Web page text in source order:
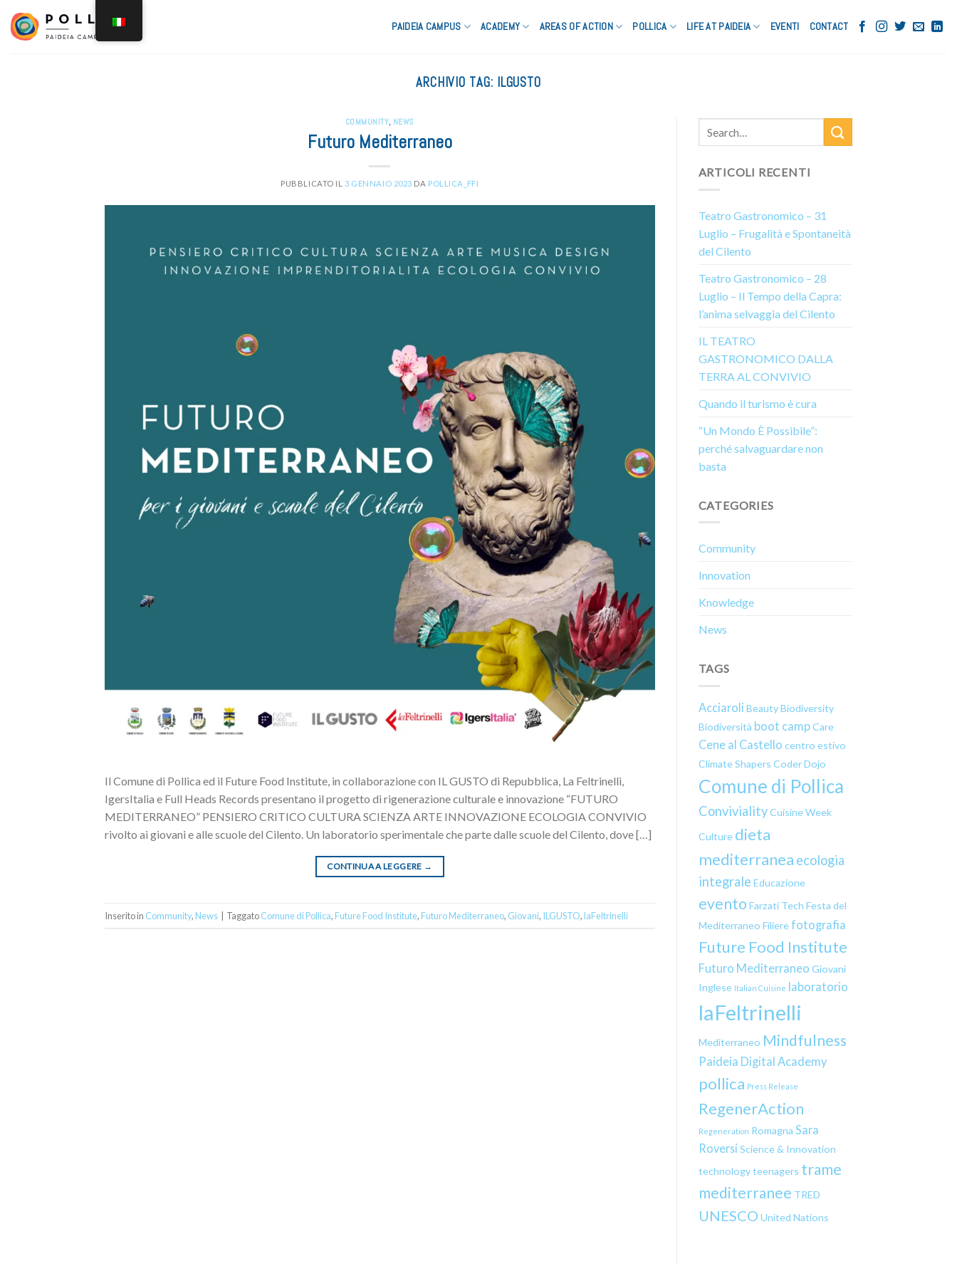
PAIDEIA CAMPUS ACADEMY AREAS OF ACTION POLLICA LIFE AT PAIDEIA EVENTI CONTACT
ARCHIVIO TAG: ILGUSTO
COMMUNITY, NEWS
Futuro Mediterraneo
PUBBLICATO IL3 GENNAIO 2023 DA POLLICA_FFI
Il Comune di Pollica ed il Future Food Institute, in collaborazione con IL GUSTO di Repubblica, La Feltrinelli,
IgersItalia e Full Heads Records presentano il progetto di rigenerazione culturale e innovazione “FUTURO
MEDITERRANEO” PENSIERO CRITICO CULTURA SCIENZA ARTE INNOVAZIONE ECOLOGIA CONVIVIO
rivolto ai giovani e alle scuole del Cilento. Un laboratorio sperimentale che parte dalle scuole del Cilento, dove […]
CONTINUA A LEGGERE →
Inserito in Community, News TaggatoComune di Pollica, Future Food Institute, Futuro Mediterraneo, Giovani, ILGUSTO, laFeltrinelli
ARTICOLI RECENTI
Teatro Gastronomico – 31
Luglio – Frugalità e Spontaneità
del Cilento
Teatro Gastronomico – 28
Luglio – Il Tempo della Capra:
l’anima selvaggia del Cilento
IL TEATRO
GASTRONOMICO DALLA
TERRA AL CONVIVIO
Quando il turismo è cura
“Un Mondo È Possibile”:
perché salvaguardare non
basta
CATEGORIES
Community
Innovation
Knowledge
News
TAGS
Acciaroli Beauty Biodiversity
Biodiversità boot camp Care
Cene al Castello centro estivo
Climate Shapers Coder Dojo
Comune di Pollica
Conviviality Cuisine Week
Culture dieta
mediterranea ecologia
integrale Educazione
evento Farzati Tech Festa del
Mediterraneo Filiere fotografia
Future Food Institute
Futuro Mediterraneo Giovani
Inglese Italian Cuisine laboratorio
laFeltrinelli
Mediterraneo Mindfulness
Paideia Digital Academy
pollica Press Release
RegenerAction
Regeneration Romagna Sara
Roversi Science & Innovation
technology teenagers trame
mediterranee TRED
UNESCO United Nations